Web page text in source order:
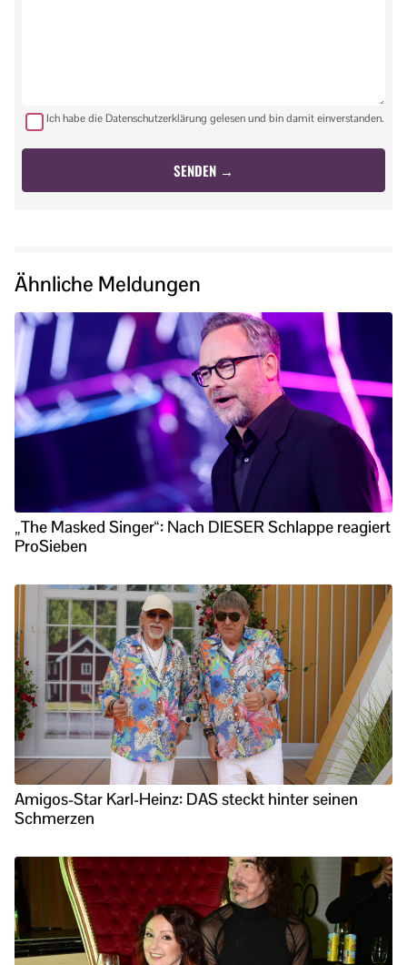
Ich habe die Datenschutzerklärung gelesen und bin damit einverstanden.
Ähnliche Meldungen
„The Masked Singer“: Nach DIESER Schlappe reagiert
ProSieben
Amigos-Star Karl-Heinz: DAS steckt hinter seinen
Schmerzen